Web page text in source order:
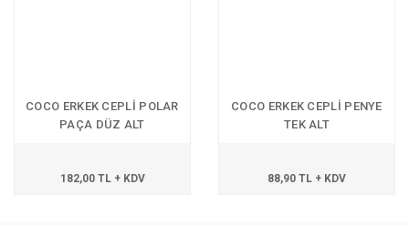
COCO ERKEK CEPLİ POLAR
PAÇA DÜZ ALT
182,00 TL + KDV
COCO ERKEK CEPLİ PENYE
TEK ALT
88,90 TL + KDV